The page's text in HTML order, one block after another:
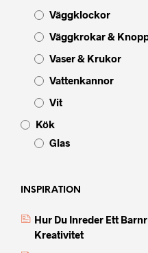
Väggklockor
Väggkrokar &
Vaser & Krukor
Vattenkannor
Vit
Kök
Glas
INSPIRATION
Hur Du Inreder Ett
Kreativitet